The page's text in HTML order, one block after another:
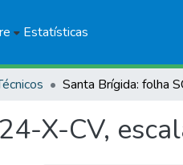
Estatísticas
X-CV,